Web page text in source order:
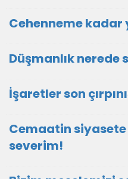
Cehenneme kadar
Düşmanlık nerede
İşaretler son
Cemaatin siyasete
severim!